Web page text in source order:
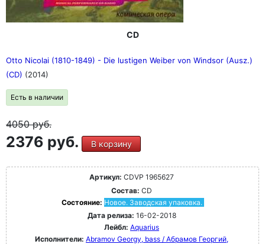
CD
Otto Nicolai (1810-1849) - Die lustigen Weiber von Windsor (Ausz.)
(CD) (2014)
Есть в наличии
4050руб.
2376 руб. В корзину
Артикул: CDVP 1965627
Состав: CD
Состояние: Новое. Заводская упаковка.
Дата релиза: 16-02-2018
Лейбл: Aquarius
Исполнители: Abramov Georgy, bass / Абрамов Георгий,